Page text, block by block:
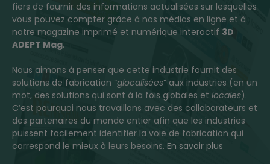
fiers de fournir des informations actualisées sur lesquelles
vous pouvez compter grâce à nos médias en ligne et à
notre magazine imprimé et numérique interactif 3D
ADEPT Mag.
Nous aimons à penser que cette industrie fournit des
solutions de fabrication “glocalisées” aux industries (en un
mot, des solutions qui sont à la fois globales et locales).
C’est pourquoi nous travaillons avec des collaborateurs et
des partenaires du monde entier afin que les industries
puissent facilement identifier la voie de fabrication qui
correspond le mieux à leurs besoins. En savoir plus